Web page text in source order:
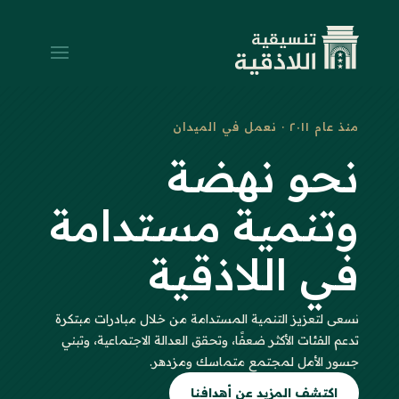
منذ عام ٢٠١١ · نعمل في الميدان
نحو نهضة
وتنمية مستدامة
في اللاذقية
نسعى لتعزيز التنمية المستدامة من خلال مبادرات مبتكرة
تدعم الفئات الأكثر ضعفًا، وتحقق العدالة الاجتماعية، وتبني
جسور الأمل لمجتمع متماسك ومزدهر.
اكتشف المزيد عن أهدافنا